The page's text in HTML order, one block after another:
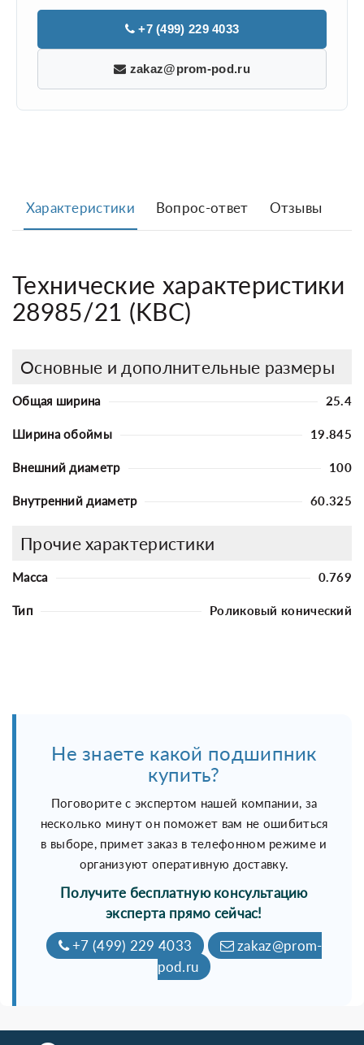
+7 (499) 229 4033
zakaz@prom-pod.ru
Характеристики Вопрос-ответ Отзывы
Технические характеристики
28985/21 (KBC)
Основные и дополнительные размеры
Общая ширина 25.4
Ширина обоймы 19.845
Внешний диаметр 100
Внутренний диаметр 60.325
Прочие характеристики
Масса 0.769
Тип Роликовый конический
Не знаете какой подшипник
купить?
Поговорите с экспертом нашей компании, за
несколько минут он поможет вам не ошибиться
в выборе, примет заказ в телефонном режиме и
организуют оперативную доставку.
Получите бесплатную консультацию
эксперта прямо сейчас!
+7 (499) 229 4033
zakaz@prom-
pod.ru